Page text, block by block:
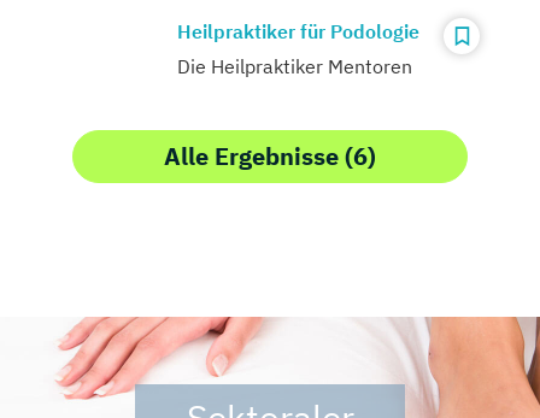
Heilpraktiker für Podologie
Die Heilpraktiker Mentoren
Alle Ergebnisse (6)